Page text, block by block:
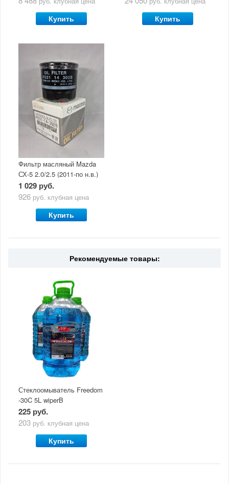
Купить Купить
Фильтр масляный Mazda
СХ-5 2.0/2.5 (2011-по н.в.)
1 029 руб.
926 руб. клубная цена
Купить
Рекомендуемые товары:
Стеклоомыватель Freedom
-30C 5L wiperB
225 руб.
203 руб. клубная цена
Купить